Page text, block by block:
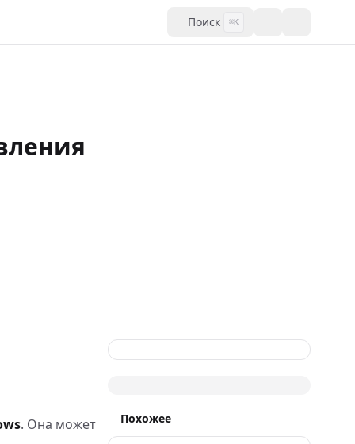
Поиск ⌘K
. Она может
Похожее